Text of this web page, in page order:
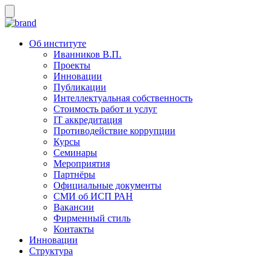
Об институте
Иванников В.П.
Проекты
Инновации
Публикации
Интеллектуальная собственность
Стоимость работ и услуг
IT аккредитация
Противодействие коррупции
Курсы
Семинары
Мероприятия
Партнёры
Официальные документы
СМИ об ИСП РАН
Вакансии
Фирменный стиль
Контакты
Инновации
Структура